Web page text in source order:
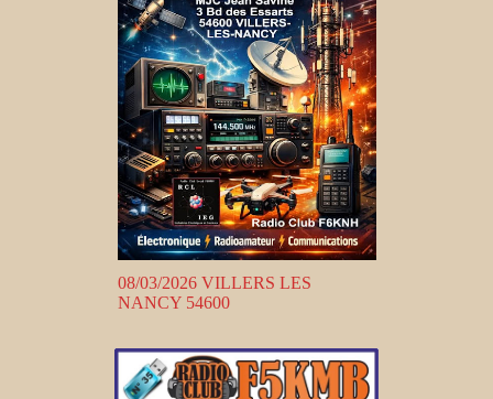
08/03/2026 VILLERS LES
NANCY 54600